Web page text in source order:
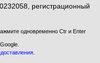
регистрационный
одновременно Ctr и Enter